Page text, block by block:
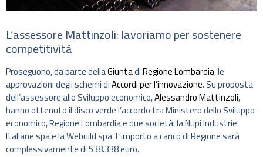
L’assessore Mattinzoli: lavoriamo per sostenere
competitività
Proseguono, da parte dellaGiuntadiRegione Lombardia, le
approvazioni degli schemi diAccordi per l’innovazione. Su proposta
dell’assessore allo Sviluppo economico,Alessandro Mattinzoli,
hanno ottenuto il disco verde l’accordo tra Ministero dello Sviluppo
economico, Regione Lombardia e due società: la Nupi Industrie
Italiane spa e la Webuild spa. L’importo a carico di Regione sarà
complessivamente di 538.338 euro.